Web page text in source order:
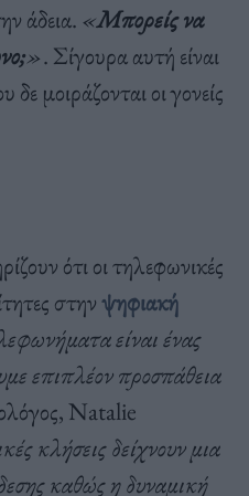
άδεια. «Μπορείς να
». Σίγουρα αυτή είναι
μοιράζονται οι γονείς
ότι οι τηλεφωνικές
στηνψηφιακή
είναι ένας
επιπλέον προσπάθεια
Natalie
κλήσεις δείχνουν μια
καθώς η δυναμική